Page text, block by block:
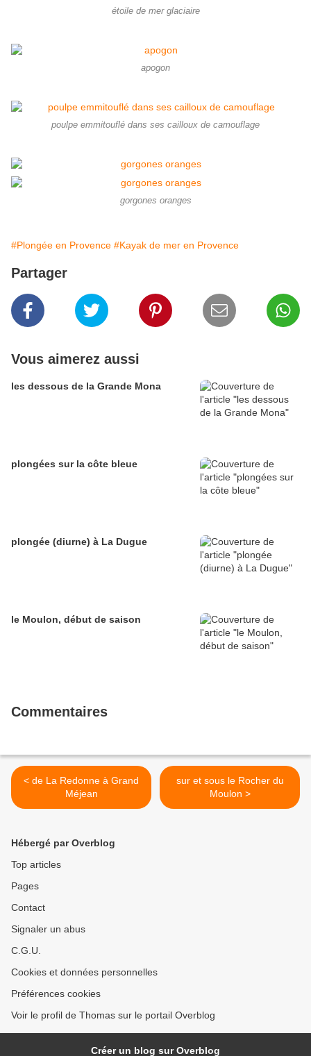
étoile de mer glaciaire
apogon
poulpe emmitouflé dans ses cailloux de camouflage
gorgones oranges
#Plongée en Provence #Kayak de mer en Provence
Partager
Vous aimerez aussi
les dessous de la Grande Mona
plongées sur la côte bleue
plongée (diurne) à La Dugue
le Moulon, début de saison
Commentaires
< de La Redonne à Grand
Méjean
sur et sous le Rocher du
Moulon >
Hébergé par Overblog
Top articles
Pages
Contact
Signaler un abus
C.G.U.
Cookies et données personnelles
Préférences cookies
Voir le profil de Thomas sur le portail Overblog
Créer un blog sur Overblog